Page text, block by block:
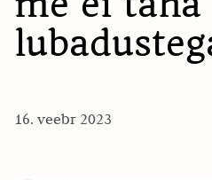
16. veebr 2023